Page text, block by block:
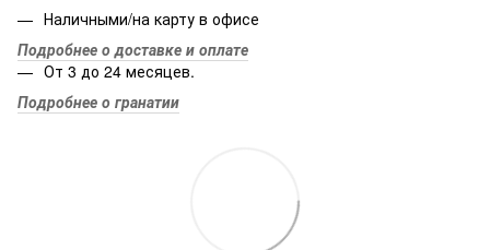
Наличными/на карту в офисе
Подробнее о доставке и оплате
От 3 до 24 месяцев.
Подробнее о гранатии